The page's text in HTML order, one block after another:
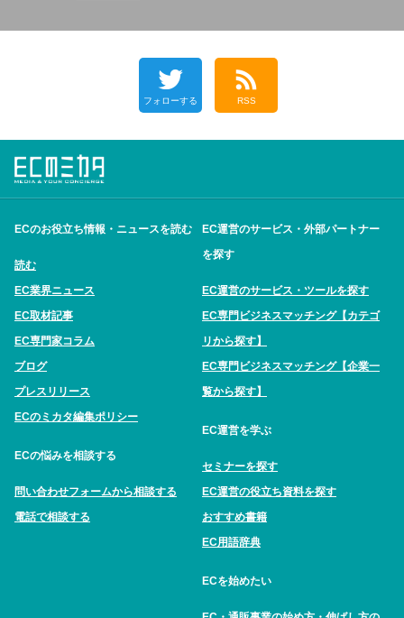
フォローする RSS
ECのお役立ち情報・ニュースを読む
読む
EC業界ニュース
EC取材記事
EC専門家コラム
ブログ
プレスリリース
ECのミカタ編集ポリシー
ECの悩みを相談する
問い合わせフォームから相談する
電話で相談する
EC運営のサービス・外部パートナー
を探す
EC運営のサービス・ツールを探す
EC専門ビジネスマッチング【カテゴ
リから探す】
EC専門ビジネスマッチング【企業一
覧から探す】
EC運営を学ぶ
セミナーを探す
EC運営の役立ち資料を探す
おすすめ書籍
EC用語辞典
ECを始めたい